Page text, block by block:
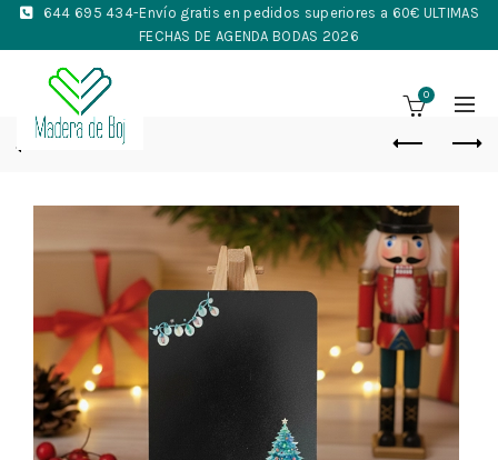
644 695 434-Envío gratis en pedidos superiores a 60€ ULTIMAS
FECHAS DE AGENDA BODAS 2026
0